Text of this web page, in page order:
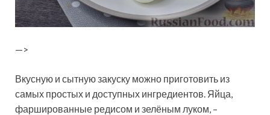
—>
Вкусную и сытную закуску можно приготовить из
самых простых и доступных ингредиентов. Яйца,
фаршированные редисом и зелёным луком, –